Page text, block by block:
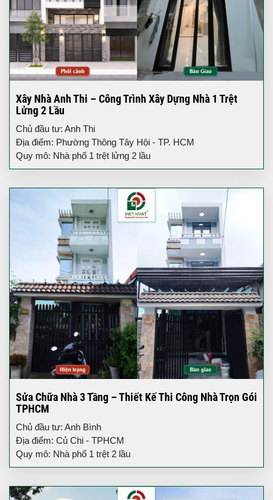
Xây Nhà Anh Thi – Công Trình Xây Dựng Nhà 1 Trệt
Lửng 2 Lầu
Chủ đầu tư: Anh Thi
Địa điểm: Phường Thông Tây Hội - TP. HCM
Quy mô: Nhà phố 1 trệt lửng 2 lầu
Sửa Chữa Nhà 3 Tầng – Thiết Kế Thi Công Nhà Trọn Gói
TPHCM
Chủ đầu tư: Anh Bình
Địa điểm: Củ Chi - TPHCM
Quy mô: Nhà phố 1 trệt 2 lầu